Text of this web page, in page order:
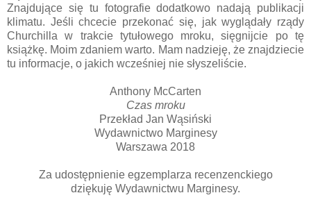
Znajdujące się tu fotografie dodatkowo nadają publikacji
klimatu. Jeśli chcecie przekonać się, jak wyglądały rządy
Churchilla w trakcie tytułowego mroku, sięgnijcie po tę
książkę. Moim zdaniem warto. Mam nadzieję, że znajdziecie
tu informacje, o jakich wcześniej nie słyszeliście.
Anthony McCarten
Czas mroku
Przekład Jan Wąsiński
Wydawnictwo Marginesy
Warszawa 2018
Za udostępnienie egzemplarza recenzenckiego
dziękuję Wydawnictwu Marginesy.